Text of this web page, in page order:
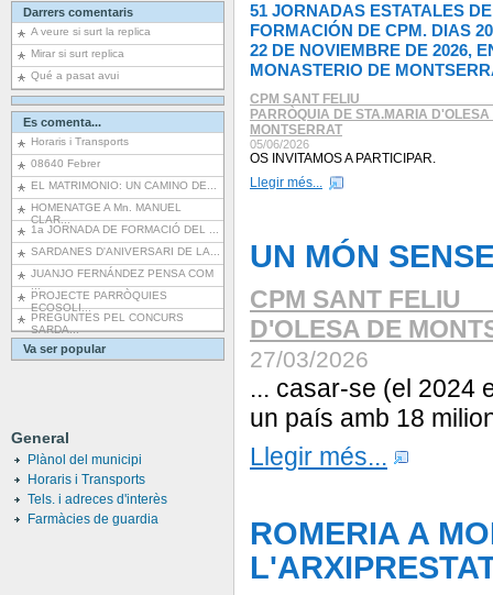
Darrers comentaris
A veure si surt la replica
Mirar si surt replica
Qué a pasat avui
Es comenta...
Horaris i Transports
08640 Febrer
EL MATRIMONIO: UN CAMINO DE...
HOMENATGE A Mn. MANUEL
CLAR...
1a JORNADA DE FORMACIÓ DEL ...
SARDANES D'ANIVERSARI DE LA...
JUANJO FERNÁNDEZ PENSA COM
...
PROJECTE PARRÒQUIES
ECOSOLI...
PREGUNTES PEL CONCURS
SARDA...
Va ser popular
General
Plànol del municipi
Horaris i Transports
Tels. i adreces d'interès
Farmàcies de guardia
51 JORNADAS ESTATALES DE
FORMACIÓN DE CPM. DIAS
22 DE NOVIEMBRE DE 2026,
MONASTERIO DE
CPM SANT FELIU
PARRÒQUIA DE STA.MARIA D'OLESA
MONTSERRAT
05/06/2026
OS INVITAMOS A PARTICIPAR.
Llegir més...
UN MÓN
CPM SANT FELIU
D'OLESA DE
27/03/2026
... casar-se (el 2024
un país amb 18
Llegir més...
ROMERIA A